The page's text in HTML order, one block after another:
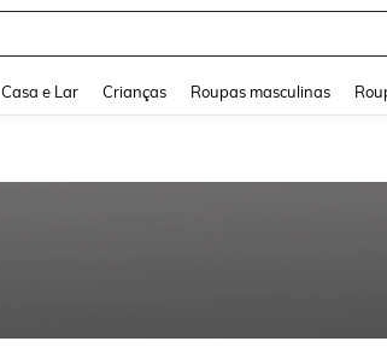
Casa e Lar Crianças Roupas masculinas